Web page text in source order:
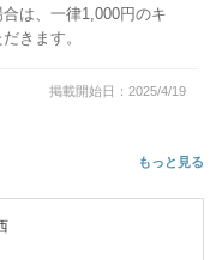
は、一律1,000円のキ
きます。
掲載開始日：2025/4/19
もっと見る